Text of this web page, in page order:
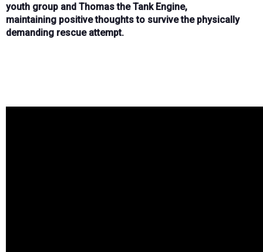
youth group and Thomas the Tank Engine,
maintaining positive thoughtsto survive the physically
demanding rescue attempt.